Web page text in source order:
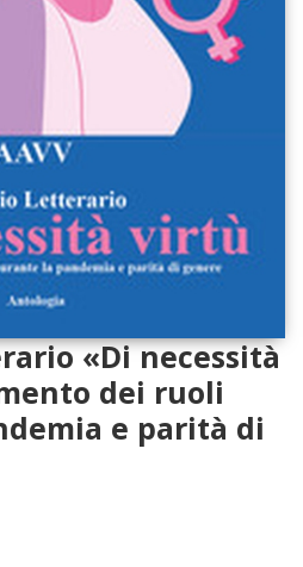
«Di necessità
dei ruoli
e parità di